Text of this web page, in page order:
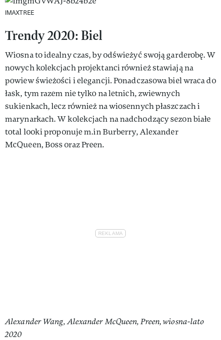
IMAXTREE
Trendy 2020: Biel
Wiosna to idealny czas, by odświeżyć swoją garderobę. W
nowych kolekcjach projektanci również stawiają na
powiew świeżości i elegancji. Ponadczasowa biel wraca do
łask, tym razem nie tylko na letnich, zwiewnych
sukienkach, lecz również na wiosennych płaszczach i
marynarkach. W kolekcjach na nadchodzący sezon białe
total looki proponuje m.in Burberry, Alexander
McQueen, Boss oraz Preen.
Alexander Wang, Alexander McQueen, Preen, wiosna-lato
2020